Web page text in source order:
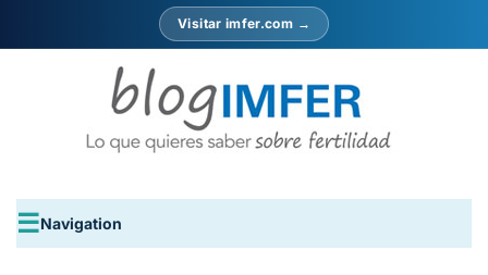
Visitar imfer.com →
Navigation